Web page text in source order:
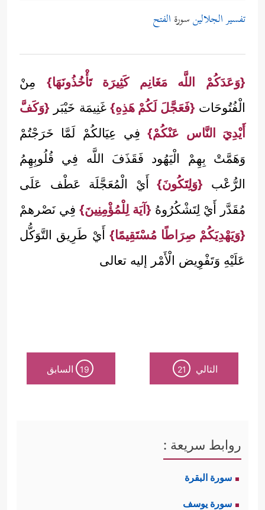
تفسير الجلالينسورة الفتح
{وَعَدَكُمْ اللَّه مَغَانِم كَثِيرَة تَأْخُذُونَهَا} مِنْ
الْفُتُوحَات {فَعَجَّلَ لَكُمْ هَذِهِ} غَنِيمَة خَيْبَر {وَكَفَّ
أَيْدِيَ النَّاس عَنْكُمْ}فِي عِيَالكُمْ لَمَّا خَرَجْتُمْ
وَهَمَّتْ بِهِمْ الْيَهُود فَقَذَفَ اللَّه فِي قُلُوبِهِمُ
الرُّعْب {وَلِتَكُونَ}أَيْ الْمُعَجَّلَة عَطْف عَلَى
مُقَدَّر أَيْ لِتَشْكُرُوهُ {آيَة لِلْمُؤْمِنِينَ}فِي نَصْرهمْ
{وَيَهْدِيَكُمْ صِرَاطًا مُسْتَقِيمًا}أَيْ طَرِيق التَّوَكُّل
عَلَيْهِ وَتَفْوِيض الْأَمْر إليه تعالى
التالي 21
19 السابق
روابط سريعة :
سورة البقرة
سورة يوسف